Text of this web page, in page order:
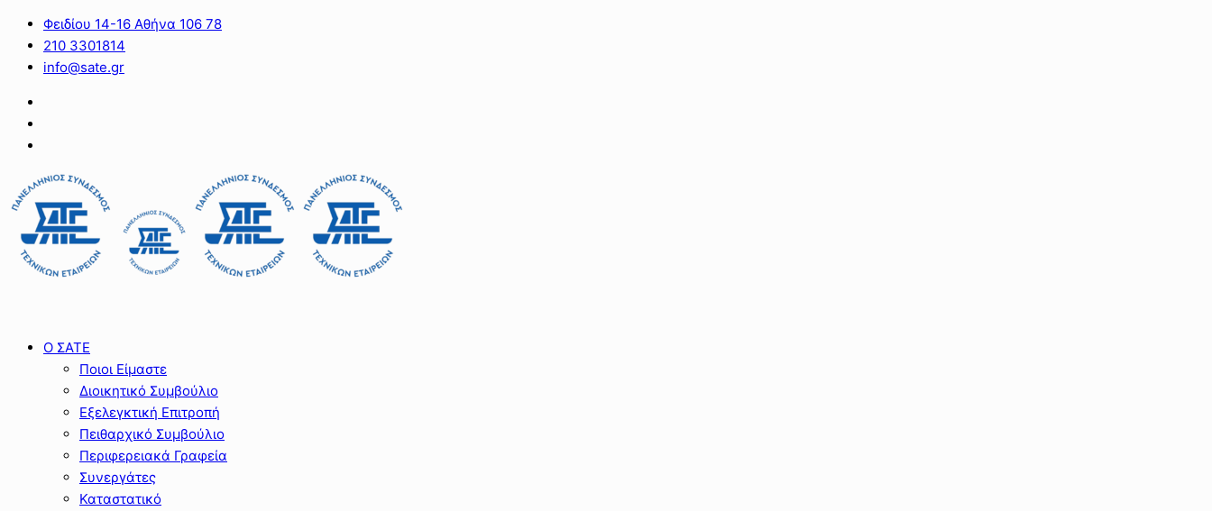
Φειδίου 14-16 Αθήνα 106 78
210 3301814
info@sate.gr
Ο ΣΑΤΕ
Ποιοι Είμαστε
Διοικητικό Συμβούλιο
Εξελεγκτική Επιτροπή
Πειθαρχικό Συμβούλιο
Περιφερειακά Γραφεία
Συνεργάτες
Καταστατικό